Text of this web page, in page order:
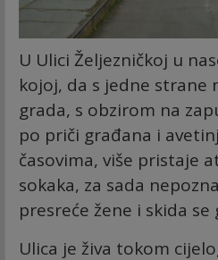
U Ulici Željezničkoj u
kojoj, da s jedne strane
grada, s obzirom na
po priči građana i
časovima, više pristaje
sokaka, za sada
presreće žene i skida se
Ulica je živa tokom